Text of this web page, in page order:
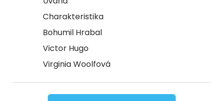
Charakteristika
Bohumil Hrabal
Victor Hugo
Virginia Woolfová